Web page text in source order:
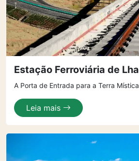
Estação Ferroviária de
A Porta de Entrada para a Terra
Leia mais